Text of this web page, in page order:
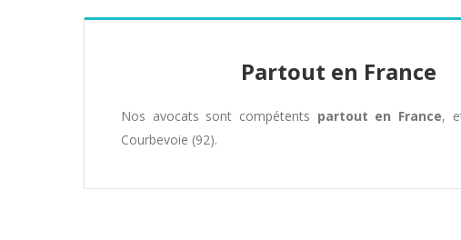
Partout en France
Nos avocats sont compétents partout en France,
Courbevoie (92).